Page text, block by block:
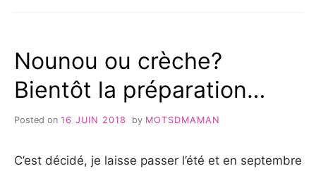
TEST
&
Nounou ou crèche?
Bientôt la préparation…
Posted on 16 JUIN 2018 by MOTSDMAMAN
C’est décidé, je laisse passer l’été et en septembre